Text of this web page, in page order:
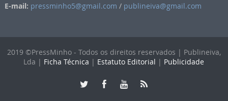
E-mail: pressminho5@gmail.com / publineiva@gmail.com
2019 ©PressMinho - Todos os direitos reservados | Publineiva,
Lda | Ficha Técnica | Estatuto Editorial | Publicidade